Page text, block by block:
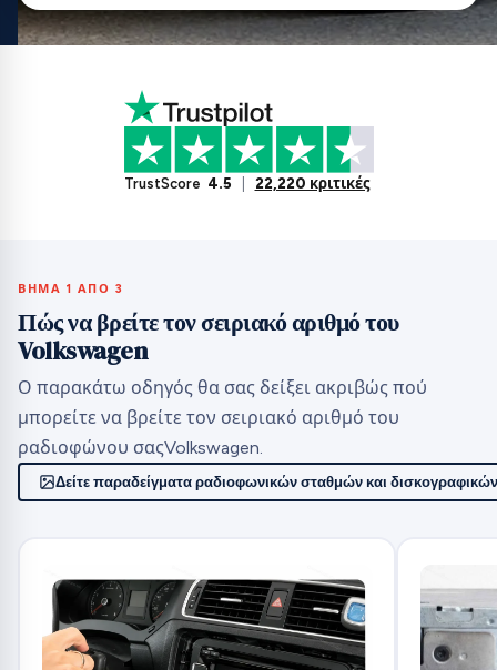
TrustScore 4.5 22,220 κριτικές
ΒΉΜΑ 1 ΑΠΌ 3
Πώς να βρείτε τον σειριακό αριθμό του
Volkswagen
Ο παρακάτω οδηγός θα σας δείξει ακριβώς πού
μπορείτε να βρείτε τον σειριακό αριθμό του
ραδιοφώνου σαςVolkswagen.
Δείτε παραδείγματα ραδιοφωνικών σταθμών και δισκογραφικών